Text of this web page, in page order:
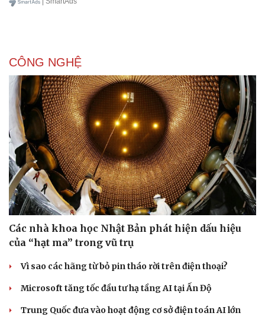
Doanh nhân
CÔNG NGHỆ
Các nhà khoa học Nhật Bản phát hiện dấu hiệu
của “hạt ma” trong vũ trụ
Vì sao các hãng từ bỏ pin tháo rời trên điện thoại?
Microsoft tăng tốc đầu tư hạ tầng AI tại Ấn Độ
Trung Quốc đưa vào hoạt động cơ sở điện toán AI lớn